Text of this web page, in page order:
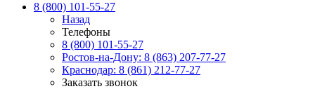
8 (800) 101-55-27
Назад
Телефоны
8 (800) 101-55-27
Ростов-на-Дону: 8 (863) 207-77-27
Краснодар: 8 (861) 212-77-27
Заказать звонок